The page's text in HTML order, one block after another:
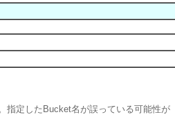
指定したBucket名が誤っている可能性が